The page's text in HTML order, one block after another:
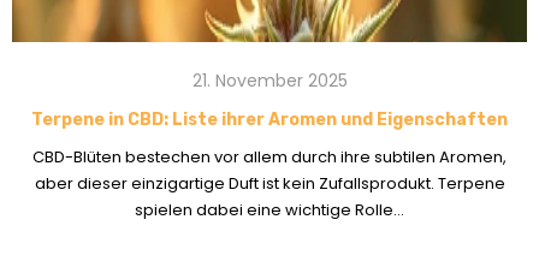
21. November 2025
Terpene in CBD: Liste ihrer Aromen und Eigenschaften
CBD-Blüten bestechen vor allem durch ihre subtilen Aromen,
aber dieser einzigartige Duft ist kein Zufallsprodukt. Terpene
spielen dabei eine wichtige Rolle...